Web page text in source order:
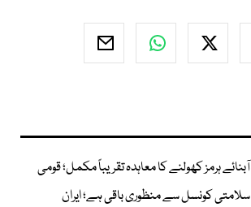
آبنائے ہرمز کھولنے کا معاہدہ تقریباً مکمل؛ قومی
سلامتی کونسل سے منظوری باقی ہے؛ ایران